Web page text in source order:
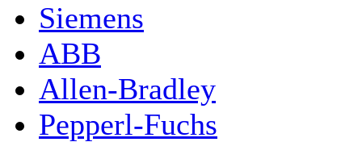
Siemens
ABB
Allen-Bradley
Pepperl-Fuchs